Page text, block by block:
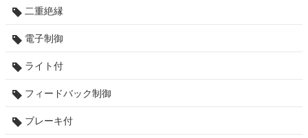
二重絶縁
電子制御
ライト付
フィードバック制御
ブレーキ付